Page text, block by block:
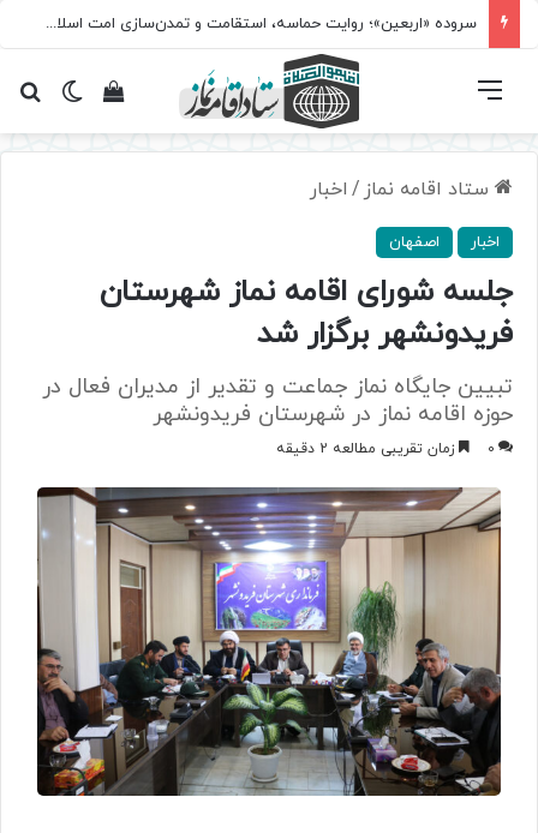
سروده‌ «اربعین»؛ روایت حماسه، استقامت و تمدن‌سازی امت اسلامی
تغییرمشاهده فهرست
ستاد اقامه نماز / اخبار
اخبار اصفهان
جلسه شورای اقامه نماز شهرستان
فریدونشهر برگزار شد
تبیین جایگاه نماز جماعت و تقدیر از مدیران فعال در
حوزه اقامه نماز در شهرستان فریدونشهر
0 زمان تقریبی مطالعه 2 دقیقه